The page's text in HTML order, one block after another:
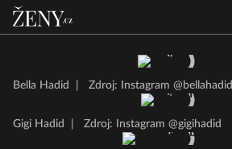
Bella Hadid Zdroj: Instagram @bellahadid
Gigi Hadid Zdroj: Instagram @gigihadid